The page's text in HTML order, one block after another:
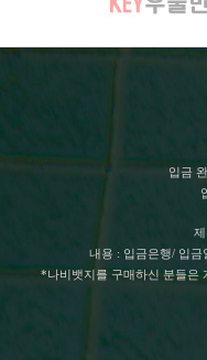
입금
내용 : 입금은행/ 입금
*나비뱃지를 구매하신 분들은 개